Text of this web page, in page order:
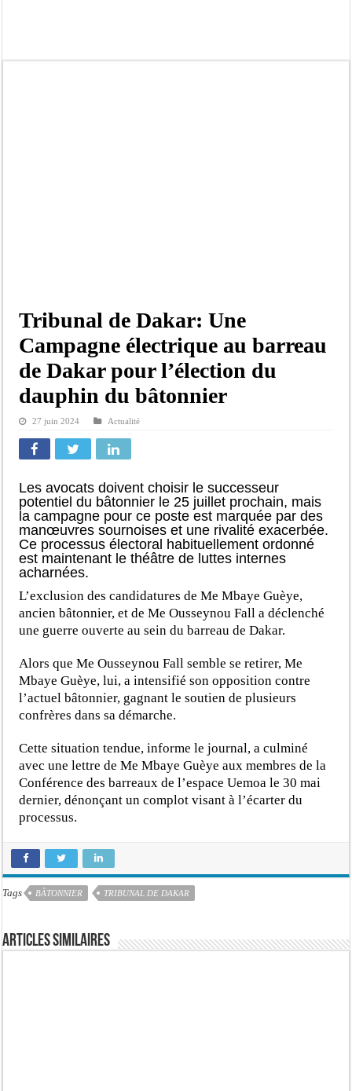
Tribunal de Dakar: Une
Campagne électrique au barreau
de Dakar pour l’élection du
dauphin du bâtonnier
27 juin 2024 Actualité
Les avocats doivent choisir le successeur
potentiel du bâtonnier le 25 juillet prochain, mais
la campagne pour ce poste est marquée par des
manœuvres sournoises et une rivalité exacerbée.
Ce processus électoral habituellement ordonné
est maintenant le théâtre de luttes internes
acharnées.
L’exclusion des candidatures de Me Mbaye Guèye,
ancien bâtonnier, et de Me Ousseynou Fall a déclenché
une guerre ouverte au sein du barreau de Dakar.
Alors que Me Ousseynou Fall semble se retirer, Me
Mbaye Guèye, lui, a intensifié son opposition contre
l’actuel bâtonnier, gagnant le soutien de plusieurs
confrères dans sa démarche.
Cette situation tendue, informe le journal, a culminé
avec une lettre de Me Mbaye Guèye aux membres de la
Conférence des barreaux de l’espace Uemoa le 30 mai
dernier, dénonçant un complot visant à l’écarter du
processus.
Tags BÂTONNIER TRIBUNAL DE DAKAR
Articles similaires